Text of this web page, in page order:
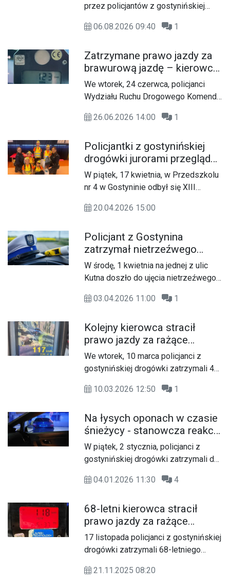
przez policjantów z gostynińskiej
mandatem i punktami karnymi, a jego
poszukiwaną. 33-letni mieszkaniec
Żychlina został doprowadzony do
zakładu karnego, gdzie odbędzie
zasądzoną karę pozbawienia
06.08.2026 09:40 1
Zatrzymane prawo jazdy za
brawurową jazdę – kierowca
pędził o 73 km/h za szybko
w obszarze zabudowanym
We wtorek, 24 czerwca, policjanci
Wydziału Ruchu Drogowego Komendy
zatrzymali kierującego, który w rażący
drogowego. 49-letni mieszkaniec
powiatu gostynińskiego kierował
samochodem marki Fiat z prędkością
123 km/h w miejscu, gdzie
obowiązuje ograniczenie do 50 km/h.
Oznacza to przekroczenie
Kierowca Fiata został ukarany
mandatem w kwocie 2500 zł i 15 pkt.
karnych oraz zostało mu zatrzymane
prawo jazdy na okres 3 miesięcy.
26.06.2026 14:00 1
Policjantki z gostynińskiej
drogówki jurorami przeglądu
wiedzy pt. „Bądź przezorny
na drodze” w Przedszkolu nr
W piątek, 17 kwietnia, w Przedszkolu
nr 4 w Gostyninie odbył się XIII
pod hasłem „Bądź przezorny na
policjantki z Wydziału Ruchu
Drogowego Komendy Powiatowej
Policji w Gostyninie, które były
jurorami.
20.04.2026 15:00
Policjant z Gostynina
zatrzymał nietrzeźwego
kierowcę w Kutnie
W środę, 1 kwietnia na jednej z ulic
Kutna doszło do ujęcia nietrzeźwego
Ruchu Drogowego Komendy
w czasie wolnym od służby
zareagował na niebezpieczne
zachowanie kierowcy.
Nieodpowiedzialny 41-latek kierował
ponad pół promila alkoholu. Grozi mu
wolności.
03.04.2026 11:00 1
Kolejny kierowca stracił
prawo jazdy za rażące
przekroczenie prędkości w
terenie zabudowanym
We wtorek, 10 marca policjanci z
gostynińskiej drogówki zatrzymali 44-
terenie zabudowanym jechał Skodą
dopuszczalną prędkość o 67 km/h.
Mężczyzna został ukarany mandatem
w wysokości 2000 zł, otrzymał 14
punktów karnych, a policjanci
miesięcy.
10.03.2026 12:50 1
Na łysych oponach w czasie
śnieżycy - stanowcza reakcja
policjantów ruchu
drogowego
W piątek, 2 stycznia, policjanci z
gostynińskiej drogówki zatrzymali do
mieszkańca gminy Gostynin, który w
samochodem marki BMW
wyposażonym w opony
niespełniające wymogów
technicznych. Policjanci zatrzymali
kierowcę ukarali mandatem karnym.
04.01.2026 11:30 4
68-letni kierowca stracił
prawo jazdy za rażące
przekroczenie prędkości w
terenie zabudowanym
17 listopada policjanci z gostynińskiej
drogówki zatrzymali 68-letniego
inowrocławskiego, który w terenie
21.11.2025 08:20